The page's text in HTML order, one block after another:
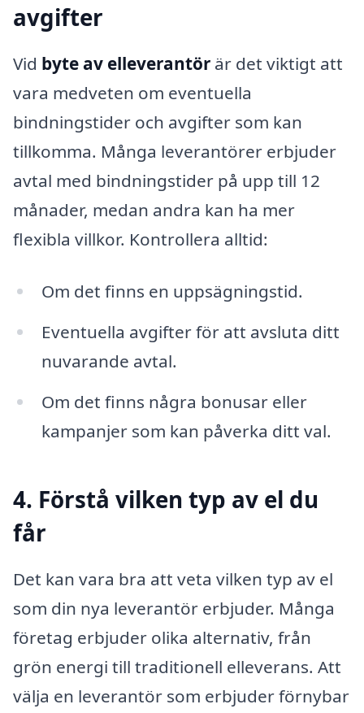
avgifter
Vid byte av elleverantör är det viktigt att
vara medveten om eventuella
bindningstider och avgifter som kan
tillkomma. Många leverantörer erbjuder
avtal med bindningstider på upp till 12
månader, medan andra kan ha mer
flexibla villkor. Kontrollera alltid:
Om det finns en uppsägningstid.
Eventuella avgifter för att avsluta ditt
nuvarande avtal.
Om det finns några bonusar eller
kampanjer som kan påverka ditt val.
4. Förstå vilken typ av el du
får
Det kan vara bra att veta vilken typ av el
som din nya leverantör erbjuder. Många
företag erbjuder olika alternativ, från
grön energi till traditionell elleverans. Att
välja en leverantör som erbjuder förnybar